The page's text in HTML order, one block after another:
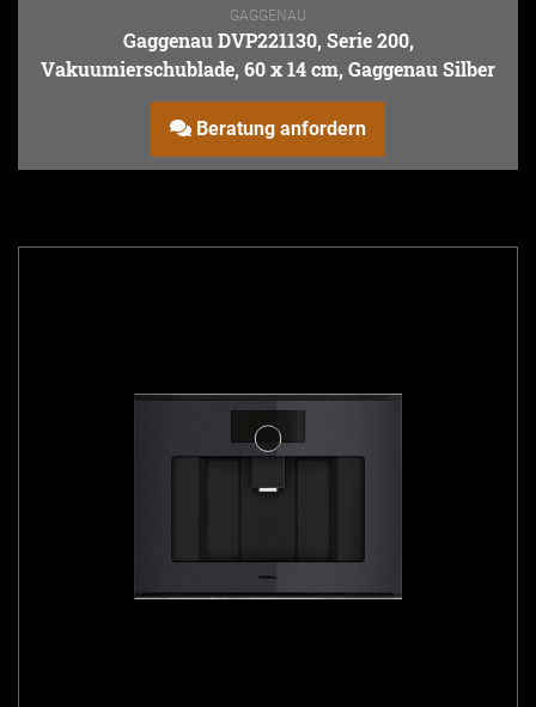
GAGGENAU
Gaggenau DVP221130, Serie 200,
Vakuumierschublade, 60 x 14 cm, Gaggenau Silber
Beratung anfordern